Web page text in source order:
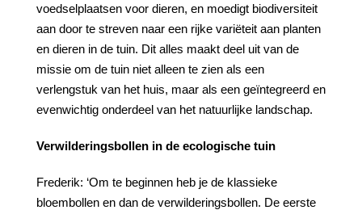
voedselplaatsen voor dieren, en moedigt biodiversiteit
aan door te streven naar een rijke variëteit aan planten
en dieren in de tuin. Dit alles maakt deel uit van de
missie om de tuin niet alleen te zien als een
verlengstuk van het huis, maar als een geïntegreerd en
evenwichtig onderdeel van het natuurlijke landschap.
Verwilderingsbollen in de ecologische tuin
Frederik: ‘Om te beginnen heb je de klassieke
bloembollen en dan de verwilderingsbollen. De eerste